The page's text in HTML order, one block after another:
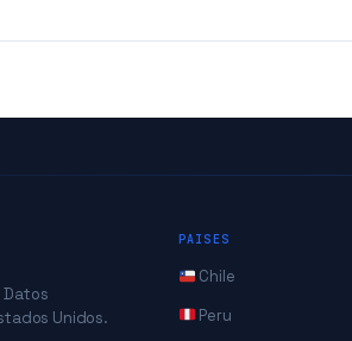
Datos
Unidos.
PAISES
Chile
Peru